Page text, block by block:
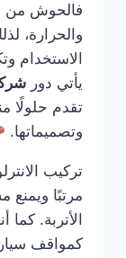
فالحوش من
والحرارة،
الاستخدام
يأتي دور
تقدم حلولًا
وتصميماتها.
تركيب
مرتبًا ويمنع
الأتربة.
كمواقف